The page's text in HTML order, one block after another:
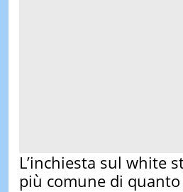
L’inchiesta sul white
più comune di